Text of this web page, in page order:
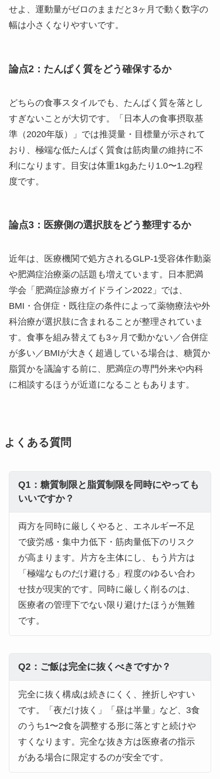
せよ、運動量がゼロのままだと3ヶ月で動く数字の
幅は小さくなりやすいです。
論点2：たんぱく質をどう確保するか
どちらの食事スタイルでも、たんぱく質を落とし
すぎないことが大切です。「日本人の食事摂取基
準（2020年版）」では推奨量・目標量が示されて
おり、極端な低たんぱく質食は筋肉量の維持に不
利になります。目安は体重1kgあたり1.0〜1.2g程
度です。
論点3：医療側の選択肢をどう整理するか
近年は、医療機関で処方されるGLP-1受容体作動薬
や肥満症治療薬の話題も増えています。日本肥満
学会「肥満症診療ガイドライン2022」では、
BMI・合併症・既往症の条件によって薬物療法や外
科治療が選択肢に含まれることが整理されていま
す。食事を組み替えても3ヶ月で動かない／合併症
が多い／BMIが大きく超過している場合は、糖質か
脂質かを議論する前に、肥満症の専門外来や内科
に相談するほうが近道になることもあります。
よくある質問
Q1：糖質制限と脂質制限を同時にやっても
いいですか？
両方を同時に厳しくやると、エネルギー不足
で疲労感・集中力低下・筋肉量低下のリスク
が高まります。片方を主体にし、もう片方は
「極端なものだけ避ける」程度のゆるい合わ
せ技が現実的です。同時に厳しく削るのは、
医療者の管理下でない限り避けたほうが無難
です。
Q2：ご飯は完全に抜くべきですか？
完全に抜く構成は続きにくく、挫折しやすい
です。「夜だけ抜く」「昼は半量」など、3食
のうち1〜2食を調整する形に落とすと続けや
すくなります。完全な抜き方は医療者の指示
がある場合に限定するのが安全です。